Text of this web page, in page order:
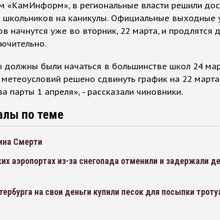
«КамИнформ», в региональные власти решили
школьников на каникулы. Официальные выходные
начнутся уже во вторник, 22 марта, и продлятся
должны были начаться в большинстве школ 24
решено сдвинуть график на 22
парты 1 апреля», - рассказали чиновники.
по теме
Смерти
аэропортах из-за снегопада отменили и задержали
на свои деньги купили песок для посыпки